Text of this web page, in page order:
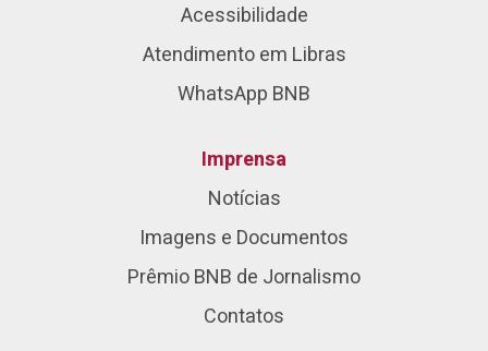
Acessibilidade
Atendimento em Libras
WhatsApp BNB
Imprensa
Notícias
Imagens e Documentos
Prêmio BNB de Jornalismo
Contatos